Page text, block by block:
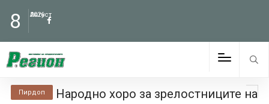
8 Август
2026
Пирдоп
Народно хоро за зрелостниците на